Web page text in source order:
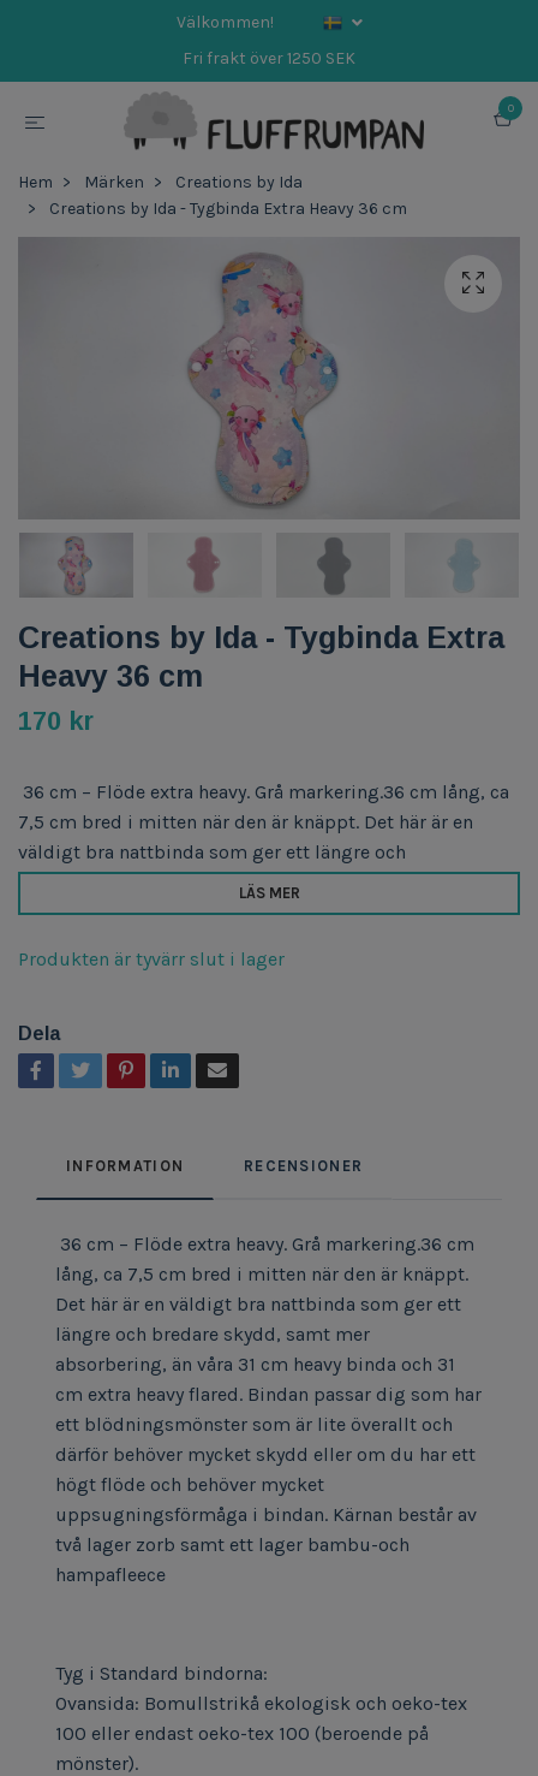
Välkommen!
Fri frakt över 1250 SEK
0
Hem Märken
Creations by Ida
Creations by Ida - Tygbinda Extra Heavy 36 cm
Creations by Ida - Tygbinda Extra
Heavy 36 cm
170 kr
36 cm – Flöde extra heavy. Grå markering.36 cm lång, ca
7,5 cm bred i mitten när den är knäppt. Det här är en
väldigt bra nattbinda som ger ett längre och
LÄS MER
Produkten är tyvärr slut i lager
Dela
INFORMATION RECENSIONER
36 cm – Flöde extra heavy. Grå markering.36 cm
lång, ca 7,5 cm bred i mitten när den är knäppt.
Det här är en väldigt bra nattbinda som ger ett
längre och bredare skydd, samt mer
absorbering, än våra 31 cm heavy binda och 31
cm extra heavy flared. Bindan passar dig som har
ett blödningsmönster som är lite överallt och
därför behöver mycket skydd eller om du har ett
högt flöde och behöver mycket
uppsugningsförmåga i bindan. Kärnan består av
två lager zorb samt ett lager bambu-och
hampafleece
Tyg i Standard bindorna:
Ovansida: Bomullstrikå ekologisk och oeko-tex
100 eller endast oeko-tex 100 (beroende på
mönster).